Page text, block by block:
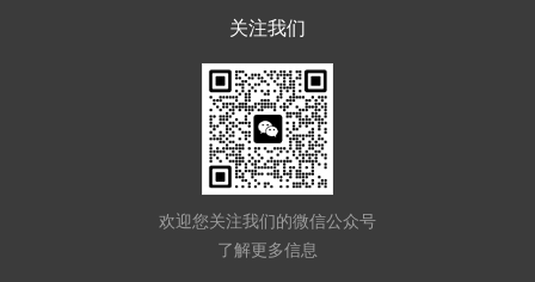
关注我们
欢迎您关注我们的微信公众号
了解更多信息